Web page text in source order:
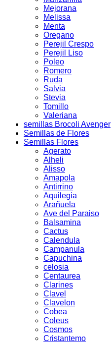
Mejorana
Melissa
Menta
Oregano
Perejil Crespo
Perejil Liso
Poleo
Romero
Ruda
Salvia
Stevia
Tomillo
Valeriana
semillas Brocoli Avenger
Semillas de Flores
Semillas Flores
Agerato
Alheli
Alisso
Amapola
Antirrino
Aquilegia
Arañuela
Ave del Paraiso
Balsamina
Cactus
Calendula
Campanula
Capuchina
celosia
Centaurea
Clarines
Clavel
Clavelon
Cobea
Coleus
Cosmos
Cristantemo